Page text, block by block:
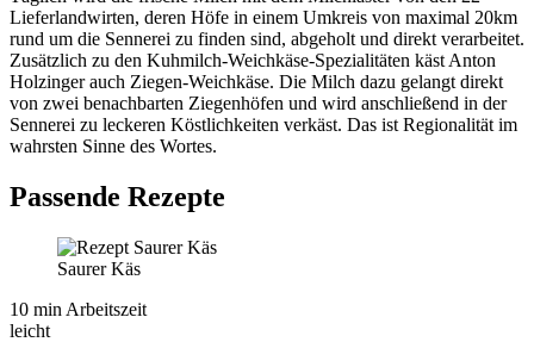
Lieferlandwirten, deren Höfe in einem Umkreis von maximal 20km
rund um die Sennerei zu finden sind, abgeholt und direkt verarbeitet.
Zusätzlich zu den Kuhmilch-Weichkäse-Spezialitäten käst Anton
Holzinger auch Ziegen-Weichkäse. Die Milch dazu gelangt direkt
von zwei benachbarten Ziegenhöfen und wird anschließend in der
Sennerei zu leckeren Köstlichkeiten verkäst. Das ist Regionalität im
wahrsten Sinne des Wortes.
Passende Rezepte
Saurer Käs
10 min Arbeitszeit
leicht